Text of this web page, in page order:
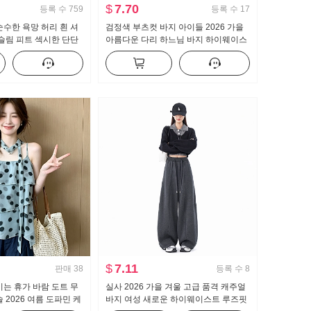
등록 수 759
한 욕망 허리 흰 셔
림 피트 섹시한 단단
경력 작업복
$7.70 등록 수 17
검정색 부츠컷 바지 아이들 2026 가을
아름다운 다리 하느님 바지 하이웨이스
트 수퍼 모델 바지 몸매 가꾸기 신축성
캐주얼 나팔 슬랙스
판매 38
는 휴가 바람 도트 무
2026 여름 도파민 케
$7.11 등록 수 8
실사 2026 가을 겨울 고급 품격 캐주얼
바지 여성 새로운 하이웨이스트 루즈핏